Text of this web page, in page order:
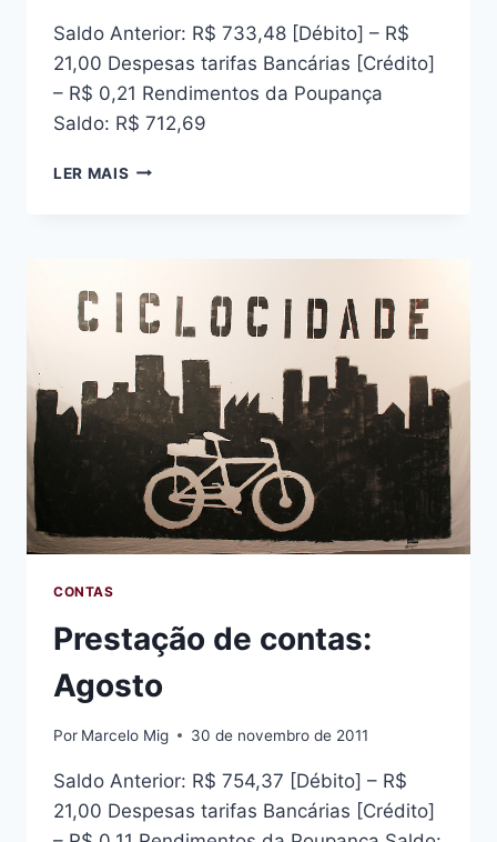
Saldo Anterior: R$ 733,48 [Débito] – R$
21,00 Despesas tarifas Bancárias [Crédito]
– R$ 0,21 Rendimentos da Poupança
Saldo: R$ 712,69
LER MAIS PRESTAÇÃO
CONTAS
Prestação de contas:
Agosto
Por Marcelo Mig 30 de novembro de 2011
Saldo Anterior: R$ 754,37 [Débito] – R$
21,00 Despesas tarifas Bancárias [Crédito]